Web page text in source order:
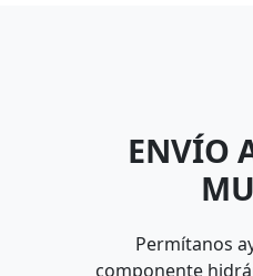
ENVÍO
Permítanos
componente